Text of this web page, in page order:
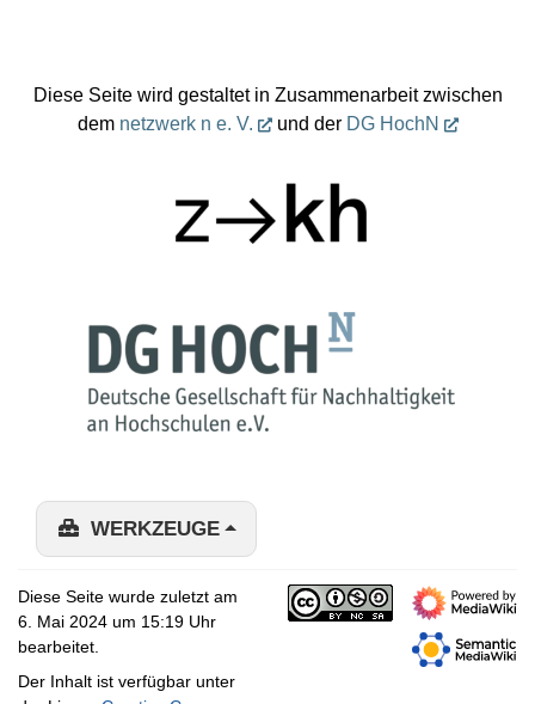
Diese Seite wird gestaltet in Zusammenarbeit zwischen
dem netzwerk n e. V. und der DG HochN
WERKZEUGE
Diese Seite wurde zuletzt am
6. Mai 2024 um 15:19 Uhr
bearbeitet.
Der Inhalt ist verfügbar unter